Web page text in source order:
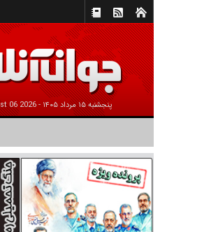
پنجشنبه ۱۵ مرداد ۱۴۰۵ - 2026 August 06